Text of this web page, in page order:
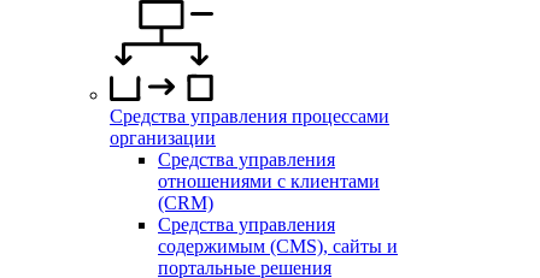
Средства управления процессами
организации
Средства управления
отношениями с клиентами
(CRM)
Средства управления
содержимым (CMS), сайты и
портальные решения